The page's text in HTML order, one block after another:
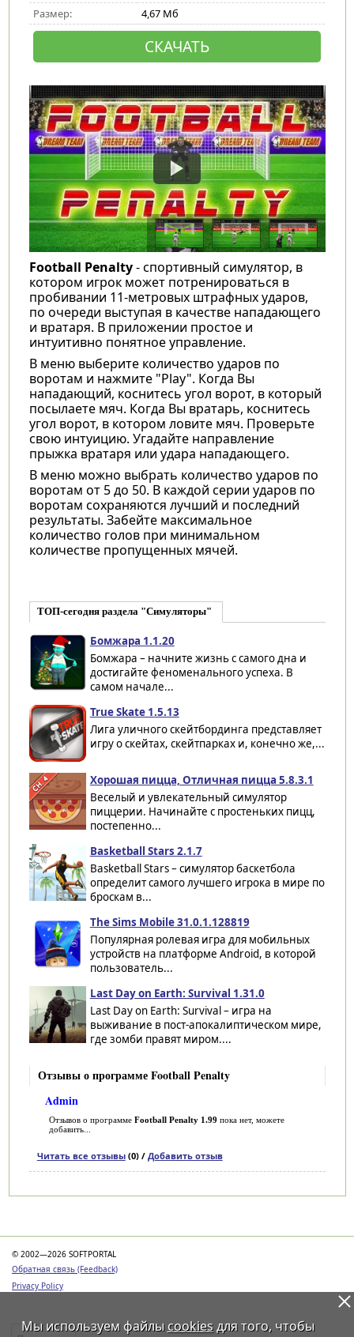
Размер: 4,67 Мб
СКАЧАТЬ
Football Penalty- спортивный симулятор, в
котором игрок может потренироваться в
пробивании 11-метровых штрафных ударов,
по очереди выступая в качестве нападающего
и вратаря. В приложении простое и
интуитивно понятное управление.
В меню выберите количество ударов по
воротам и нажмите "Play". Когда Вы
нападающий, коснитесь угол ворот, в который
посылаете мяч. Когда Вы вратарь, коснитесь
угол ворот, в котором ловите мяч. Проверьте
свою интуицию. Угадайте направление
прыжка вратаря или удара нападающего.
В меню можно выбрать количество ударов по
воротам от 5 до 50. В каждой серии ударов по
воротам сохраняются лучший и последний
результаты. Забейте максимальное
количество голов при минимальном
количестве пропущенных мячей.
ТОП-сегодня раздела "Симуляторы"
Бомжара 1.1.20
Бомжара – начните жизнь с самого дна и
достигайте феноменального успеха. В
самом начале...
True Skate 1.5.13
Лига уличного скейтбординга представляет
игру о скейтах, скейтпарках и, конечно же,...
Хорошая пицца, Отличная пицца 5.8.3.1
Веселый и увлекательный симулятор
пиццерии. Начинайте с простеньких пицц,
постепенно...
Basketball Stars 2.1.7
Basketball Stars – симулятор баскетбола
определит самого лучшего игрока в мире по
броскам в...
The Sims Mobile 31.0.1.128819
Популярная ролевая игра для мобильных
устройств на платформе Android, в которой
пользователь...
Last Day on Earth: Survival 1.31.0
Last Day on Earth: Survival – игра на
выживание в пост-апокалиптическом мире,
где зомби правят миром....
Отзывы о программе Football Penalty
Admin
Отзывов о программе Football Penalty 1.99 пока нет, можете
добавить...
Читать все отзывы(0) / Добавить отзыв
© 2002—2026 SOFTPORTAL
Обратная связь (Feedback)
Privacy Policy
Мы используем файлы cookiesдля того, чтобы